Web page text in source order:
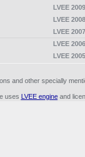
LVEE
LVEE
LVEE
LVEE
LVEE
and other specially
uses LVEE engineand